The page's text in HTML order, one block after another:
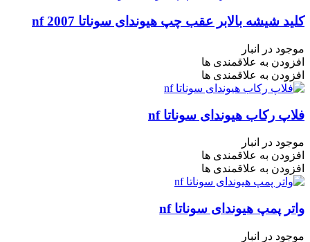
کلید شیشه بالابر عقب چپ هیوندای سوناتا nf 2007
موجود در انبار
افزودن به علاقمندی ها
افزودن به علاقمندی ها
فلاپ رکاب هیوندای سوناتا nf
موجود در انبار
افزودن به علاقمندی ها
افزودن به علاقمندی ها
واتر پمپ هیوندای سوناتا nf
موجود در انبار